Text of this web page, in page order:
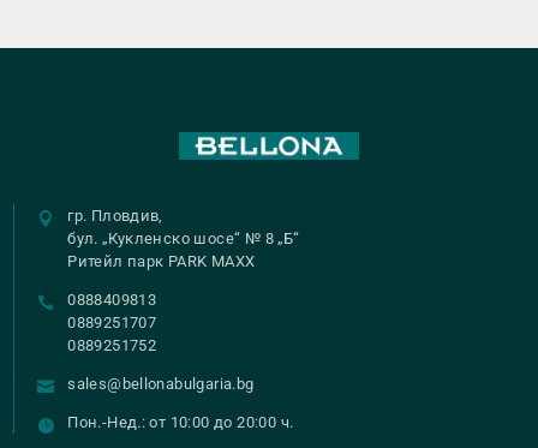
гр. Пловдив,
бул. „Кукленско шосе“ № 8 „Б“
Ритейл парк PARK MAXX
0888409813
0889251707
0889251752
sales@bellonabulgaria.bg
Пон.-Нед.: от 10:00 до 20:00 ч.